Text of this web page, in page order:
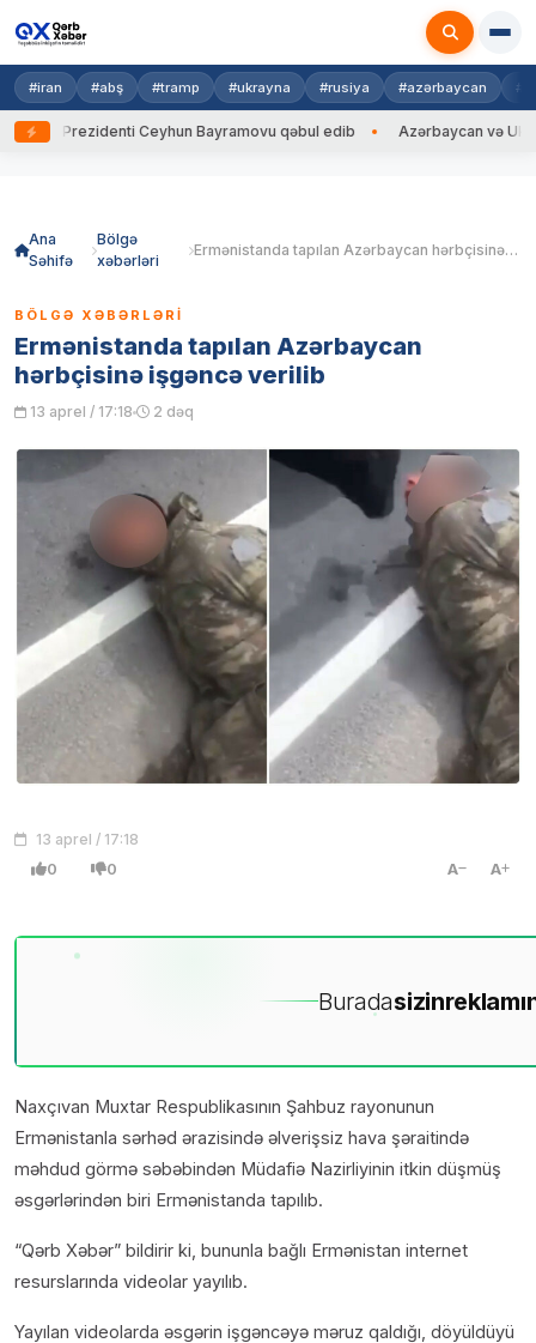
#iran #abş #tramp #ukrayna #rusiya #azərbaycan
Prezidenti Ceyhun Bayramovu qəbul edib Azərbaycan və
Ana
Səhifə
Bölgə
xəbərləri
Ermənistanda tapılan Azərbaycan hərbçisinə işgəncə verilib
BÖLGƏ XƏBƏRLƏRI
Ermənistanda tapılan Azərbaycan
hərbçisinə işgəncə verilib
13 aprel / 17:18 2 dəq
13 aprel / 17:18
0 0 A A
Buradasizin
Naxçıvan Muxtar Respublikasının Şahbuz rayonunun
Ermənistanla sərhəd ərazisində əlverişsiz hava şəraitində
məhdud görmə səbəbindən Müdafiə Nazirliyinin itkin düşmüş
əsgərlərindən biri Ermənistanda tapılıb.
“Qərb Xəbər” bildirir ki, bununla bağlı Ermənistan internet
resurslarında videolar yayılıb.
Yayılan videolarda əsgərin işgəncəyə məruz qaldığı, döyüldüyü